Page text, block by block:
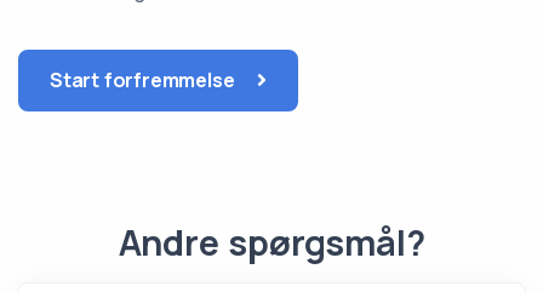
Start forfremmelse
Andre spørgsmål?